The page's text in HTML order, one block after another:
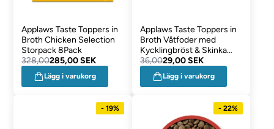
Applaws Taste Toppers in
Broth Chicken Selection
Storpack 8Pack
328,00285,00 SEK
Lägg i varukorg
Applaws Taste Toppers in
Broth Våtfoder med
Kycklingbröst & Skinka
156g
36,0029,00 SEK
Lägg i varukorg
- 19% - 22%